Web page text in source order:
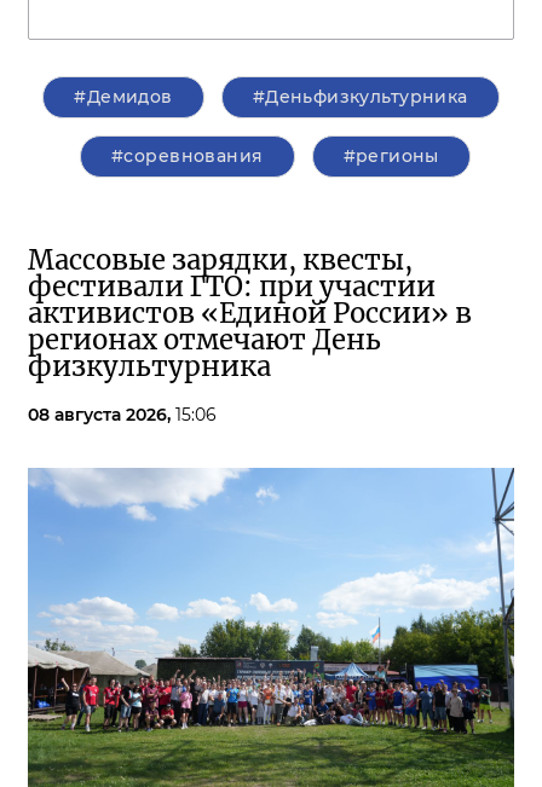
#Демидов #Деньфизкультурника
#соревнования #регионы
Массовые зарядки, квесты,
фестивали ГТО: при участии
активистов «Единой России» в
регионах отмечают День
физкультурника
08 августа 2026, 15:06